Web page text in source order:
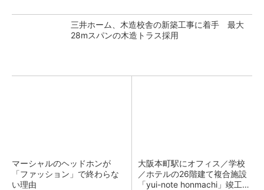
三井ホーム、木造校舎の新築工事に着手 最大
28mスパンの木造トラス採用
マーシャルのヘッドホンが
「ファッション」で終わらな
い理由
大阪本町駅にオフィス／学校
／ホテルの26階建て複合施設
「yui-note honmachi」竣工、